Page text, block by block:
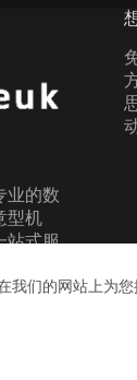
我们的网站上为
业的数
型机
站式服